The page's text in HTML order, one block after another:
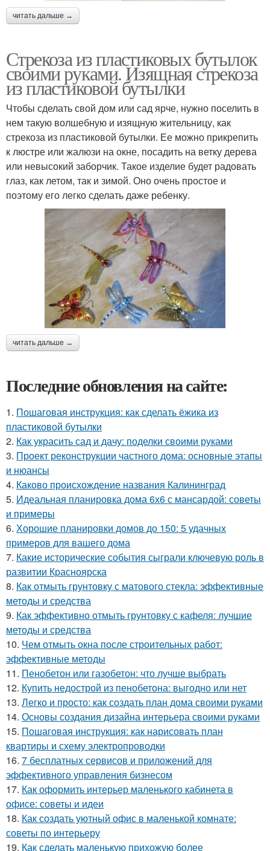
читать дальше →
Стрекоза из пластиковых бутылок
своими руками. Изящная стрекоза
из пластиковой бутылки
Чтобы сделать свой дом или сад ярче, нужно поселить в
нем такую волшебную и изящную жительницу, как
стрекоза из пластиковой бутылки. Ее можно прикрепить
к люстре или жалюзи на окне, посадить на ветку дерева
или невысокий заборчик. Такое изделие будет радовать
глаз, как летом, так и зимой. Оно очень простое и
поэтому его легко сделать даже ребенку.
читать дальше →
Последние обновления на сайте:
1. Пошаговая инструкция: как сделать ёжика из
пластиковой бутылки
2. Как украсить сад и дачу: поделки своими руками
3. Проект реконструкции частного дома: основные этапы
и нюансы
4. Каково происхождение названия Калининград
5. Идеальная планировка дома 6х6 с мансардой: советы
и примеры
6. Хорошие планировки домов до 150: 5 удачных
примеров для вашего дома
7. Какие исторические события сыграли ключевую роль в
развитии Красноярска
8. Как отмыть грунтовку с матового стекла: эффективные
методы и средства
9. Как эффективно отмыть грунтовку с кафеля: лучшие
методы и средства
10. Чем отмыть окна после строительных работ:
эффективные методы
11. Пенобетон или газобетон: что лучше выбрать
12. Купить недострой из пенобетона: выгодно или нет
13. Легко и просто: как создать план дома своими руками
14. Основы создания дизайна интерьера своими руками
15. Пошаговая инструкция: как нарисовать план
квартиры и схему электропроводки
16. 7 бесплатных сервисов и приложений для
эффективного управления бизнесом
17. Как оформить интерьер маленького кабинета в
офисе: советы и идеи
18. Как создать уютный офис в маленькой комнате:
советы по интерьеру
19. Как сделать маленькую прихожую более